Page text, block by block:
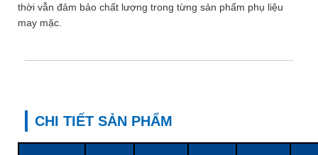
thời vẫn đảm bảo chất lượng trong từng sản phẩm phụ liệu
may mặc.
CHI TIẾT SẢN PHẨM